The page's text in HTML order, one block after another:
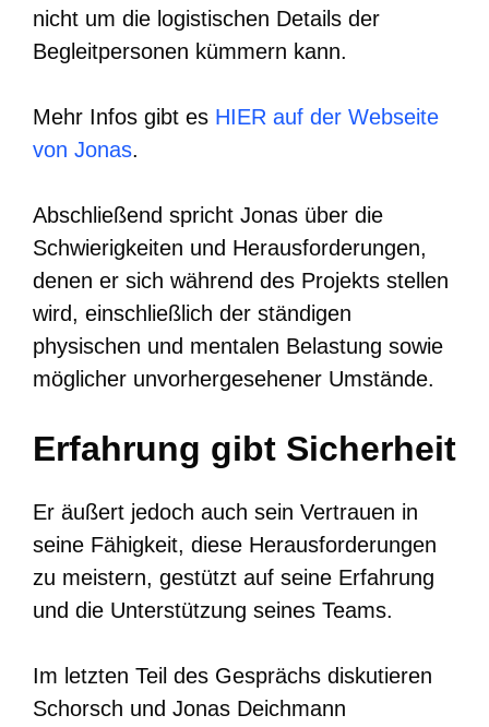
nicht um die logistischen Details der
Begleitpersonen kümmern kann.
Mehr Infos gibt es HIER auf der Webseite
von Jonas.
Abschließend spricht Jonas über die
Schwierigkeiten und Herausforderungen,
denen er sich während des Projekts stellen
wird, einschließlich der ständigen
physischen und mentalen Belastung sowie
möglicher unvorhergesehener Umstände.
Erfahrung gibt Sicherheit
Er äußert jedoch auch sein Vertrauen in
seine Fähigkeit, diese Herausforderungen
zu meistern, gestützt auf seine Erfahrung
und die Unterstützung seines Teams.
Im letzten Teil des Gesprächs diskutieren
Schorsch und Jonas Deichmann